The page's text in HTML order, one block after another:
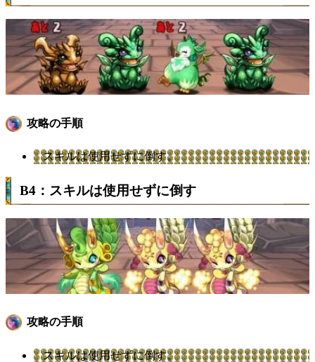
攻略の手順
スキルは使用せずに倒す。
B4：スキルは使用せずに倒す
攻略の手順
スキルは使用せずに倒す。